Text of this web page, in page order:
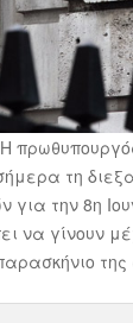
Η
τη
για την 8η
να γίνουν